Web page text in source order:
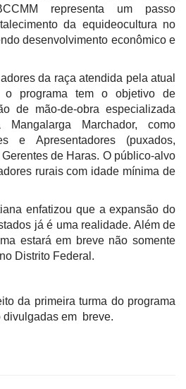
representa um passo
da equideocultura no
desenvolvimento econômico e
da raça atendida pela atual
o programa tem o objetivo de
de mão-de-obra especializada
Marchador, como
e Apresentadores (puxados,
de Haras. O público-alvo
rurais com idade mínima de
enfatizou que a expansão do
já é uma realidade. Além de
estará em breve não somente
Distrito Federal.
da primeira turma do programa
divulgadas em breve.